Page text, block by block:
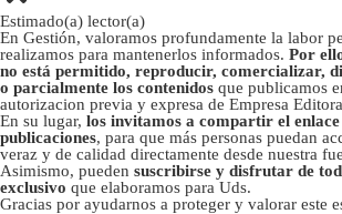
Estimado(a) lector(a)
En Gestión, valoramos profundamente la labor
realizamos para mantenerlos informados. Por
no está permitido, reproducir, comercializar,
o parcialmente los contenidos que publicamos
autorizacion previa y expresa de Empresa
En su lugar, los invitamos a compartir el enlace
publicaciones, para que más personas puedan
veraz y de calidad directamente desde nuestra
Asimismo, pueden suscribirse y disfrutar de
exclusivo que elaboramos para Uds.
Gracias por ayudarnos a proteger y valorar este